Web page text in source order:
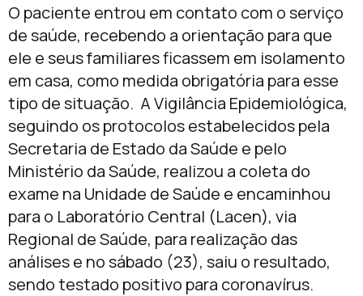
O paciente entrou em contato com o serviço
de saúde, recebendo a orientação para que
ele e seus familiares ficassem em isolamento
em casa, como medida obrigatória para esse
tipo de situação. A Vigilância Epidemiológica,
seguindo os protocolos estabelecidos pela
Secretaria de Estado da Saúde e pelo
Ministério da Saúde, realizou a coleta do
exame na Unidade de Saúde e encaminhou
para o Laboratório Central (Lacen), via
Regional de Saúde, para realização das
análises e no sábado (23), saiu o resultado,
sendo testado positivo para coronavírus.